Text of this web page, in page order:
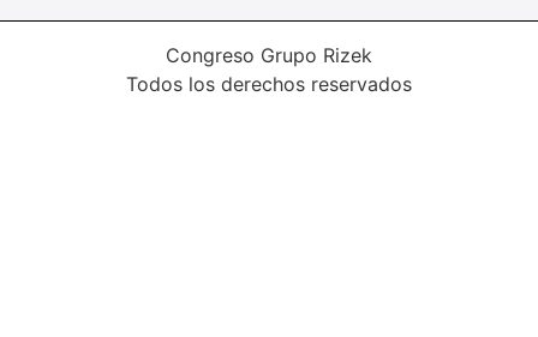
Congreso Grupo Rizek
Todos los derechos reservados